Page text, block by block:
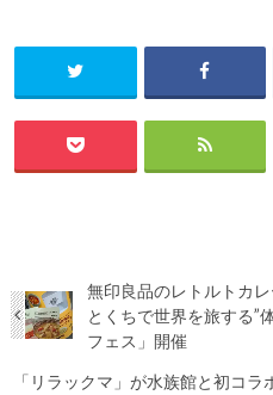
無印良品のレトルトカ
とくちで世界を旅する”
フェス」開催
「リラックマ」が水族館と初コ